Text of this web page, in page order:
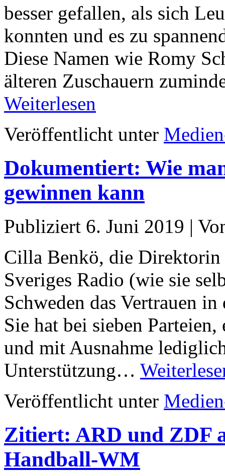
besser gefallen, als sich
konnten und es zu
Diese Namen wie Romy
älteren Zuschauern
Weiterlesen
Veröffentlicht unter
Dokumentiert: Wie
gewinnen kann
Publiziert 6. Juni 2019 |
Cilla Benkö, die Direktorin
Sveriges Radio (wie sie
Schweden das Vertrauen
Sie hat bei sieben
und mit Ausnahme
Unterstützung…
Veröffentlicht unter
Zitiert: ARD und ZDF
Handball‑WM